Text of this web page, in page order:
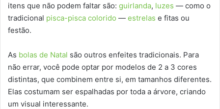
itens que não podem faltar são: guirlanda, luzes — como o
tradicional pisca-pisca colorido — estrelas e fitas ou
festão.
As bolas de Natal são outros enfeites tradicionais. Para
não errar, você pode optar por modelos de 2 a 3 cores
distintas, que combinem entre si, em tamanhos diferentes.
Elas costumam ser espalhadas por toda a árvore, criando
um visual interessante.